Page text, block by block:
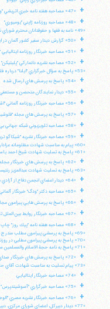
+ «47» مصاحبه هفته نامه خبري اتريشي "ورلاگزگروپ"
+
«48» مصاحبه روزنامه ژاپني "يوميوري"
«49» نامه به فقها و حقوقدانان محترم شوراي نگهبان
+ «50» گزارش ديدار سفير كشور آلمان در ايران
+ «51» مصاحبه خبرنگار روزنامه ايتاليايي "كريره دلايسرا"
+
«52» مصاحبه نشريه دانماركي "پليتيكن"
«53» پاسخ به سؤال خبرگزاري "ايلنا" درباره فلسفه نظارت شوراي نگهبان برانتخابات
+ «54» پاسخ به پرسش هاي ارسال شده
+ «55» ديدار نمايندگان متحصن و مستعفي مجلس ششم
+ «56» مصاحبه خبرنگار روزنامه آلماني "اشترن"
+ «57» پاسخ به پرسش هاي مجله "فلوشيپ" چاپ نيويورك
+ «58» مصاحبه تلويزيوني شبكه جهاني بي بي سي (WORLD BBC)
+
«59» مصاحبه خبرنگار نشريه "شيكاگو تريبون"
«60» پيام به مناسبت شهادت مظلومانه عزاداران حسيني در روز عاشورا
«61» پاسخ به تسليت شهادت شيخ احمد ياسين رهبر حماس
+
«62» پاسخ به پرسش هاي خبرنگار مجله "تايم" چاپ آمريكا
«63» پاسخ به تسليت شهادت عبدالعزيز رنتيسي رهبر حماس
+ «64» ديدار اعضاي انجمن دفاع از آزادي مطبوعات
+ «65» مصاحبه دكتر "ودگ" خبرنگار آلماني بخش غربي صداي آلمان و خانم "گارين"خبرنگار نشريه دويچه آلمان
+ «66» پاسخ به پرسش هايي پيرامون مجازاتهاي اسلامي
+ «67» مصاحبه خبرنگار روابط بين الملل تلويزيون اتريش (ORF)
+
«68» مصاحبه هفته نامه "پيك روز" چاپ كانادا
«69» پاسخ به پرسشي پيرامون مطلب مندرج در كتاب "تتمة الاعلام"
«70» پاسخ به پرسشي پيرامون مطلبي در روزنامه كيهان
«71» پاسخ به نامه حجة الاسلام والمسلمين سيد محمد خاتمي رئيس جمهور تحتعنوان "نامه اي براي فردا"
+
«72» پاسخ به پرسش هاي خبرنگار صداي آمريكا
«73» پيام تسليت به مناسبت شهادت آقاي حاج داود كريمي
+ «74» مصاحبه خبرنگار ايتاليايي
+ «75» مصاحبه خبرگزاري "آسوشيتدپرس"
+
«76» مصاحبه خبرنگار نشريه مصري "الوطن العربي"
«77» ديدار دبيركل، اعضاي شوراي مركزي، دبيران استانها و مسئولين شاخه هايحزب مردم سالاري
وب
ایران ، قم ، میدان
شماره ٨
تلفن 37740011-25-98+ تا 14